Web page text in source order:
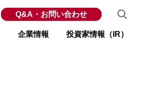
企業情報 投資家情報（IR）
Q&A・お問い合わせ